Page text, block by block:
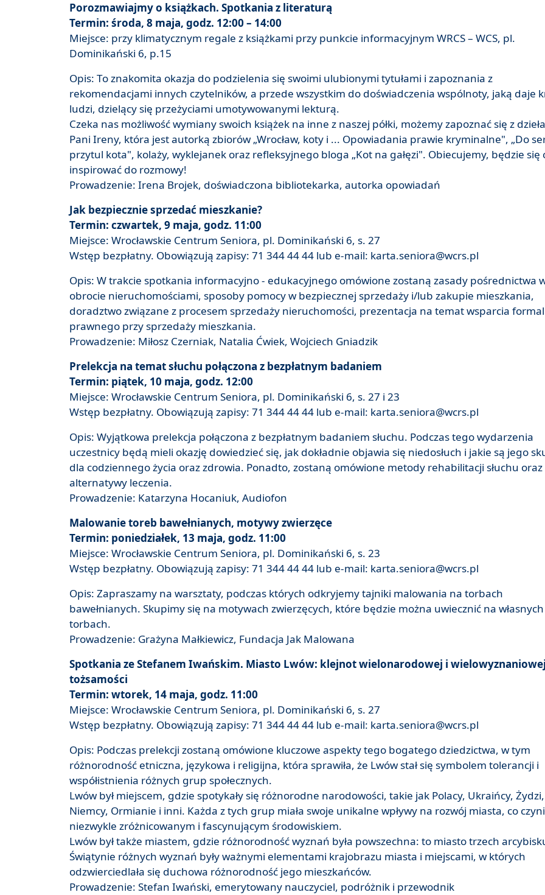
Porozmawiajmy o książkach. Spotkania z literaturą
Termin: środa, 8 maja, godz. 12:00 – 14:00
Miejsce: przy klimatycznym regale z książkami przy punkcie informacyjnym WRCS – WCS, pl.
Dominikański 6, p.15
Opis: To znakomita okazja do podzielenia się swoimi ulubionymi tytułami i zapoznania z
rekomendacjami innych czytelników, a przede wszystkim do doświadczenia wspólnoty, jaką daje
ludzi, dzielący się przeżyciami umotywowanymi lekturą.
Czeka nas możliwość wymiany swoich książek na inne z naszej półki, możemy zapoznać się z
Pani Ireny, która jest autorką zbiorów „Wrocław, koty i ... Opowiadania prawie kryminalne", „Do
przytul kota", kolaży, wyklejanek oraz refleksyjnego bloga „Kot na gałęzi". Obiecujemy, będzie się
inspirować do rozmowy!
Prowadzenie: Irena Brojek, doświadczona bibliotekarka, autorka opowiadań
Jak bezpiecznie sprzedać mieszkanie?
Termin: czwartek, 9 maja, godz. 11:00
Miejsce: Wrocławskie Centrum Seniora, pl. Dominikański 6, s. 27
Wstęp bezpłatny. Obowiązują zapisy: 71 344 44 44 lub e-mail: karta.seniora@wcrs.pl
Opis: W trakcie spotkania informacyjno - edukacyjnego omówione zostaną zasady pośrednictwa
obrocie nieruchomościami, sposoby pomocy w bezpiecznej sprzedaży i/lub zakupie mieszkania,
doradztwo związane z procesem sprzedaży nieruchomości, prezentacja na temat wsparcia
prawnego przy sprzedaży mieszkania.
Prowadzenie: Miłosz Czerniak, Natalia Ćwiek, Wojciech Gniadzik
Prelekcja na temat słuchu połączona z bezpłatnym badaniem
Termin: piątek, 10 maja, godz. 12:00
Miejsce: Wrocławskie Centrum Seniora, pl. Dominikański 6, s. 27 i 23
Wstęp bezpłatny. Obowiązują zapisy: 71 344 44 44 lub e-mail: karta.seniora@wcrs.pl
Opis: Wyjątkowa prelekcja połączona z bezpłatnym badaniem słuchu. Podczas tego wydarzenia
uczestnicy będą mieli okazję dowiedzieć się, jak dokładnie objawia się niedosłuch i jakie są jego
dla codziennego życia oraz zdrowia. Ponadto, zostaną omówione metody rehabilitacji słuchu
alternatywy leczenia.
Prowadzenie: Katarzyna Hocaniuk, Audiofon
Malowanie toreb bawełnianych, motywy zwierzęce
Termin: poniedziałek, 13 maja, godz. 11:00
Miejsce: Wrocławskie Centrum Seniora, pl. Dominikański 6, s. 23
Wstęp bezpłatny. Obowiązują zapisy: 71 344 44 44 lub e-mail: karta.seniora@wcrs.pl
Opis: Zapraszamy na warsztaty, podczas których odkryjemy tajniki malowania na torbach
bawełnianych. Skupimy się na motywach zwierzęcych, które będzie można uwiecznić na własnych
torbach.
Prowadzenie: Grażyna Małkiewicz, Fundacja Jak Malowana
Spotkania ze Stefanem Iwańskim. Miasto Lwów: klejnot wielonarodowej i wielowyznaniowej
tożsamości
Termin: wtorek, 14 maja, godz. 11:00
Miejsce: Wrocławskie Centrum Seniora, pl. Dominikański 6, s. 27
Wstęp bezpłatny. Obowiązują zapisy: 71 344 44 44 lub e-mail: karta.seniora@wcrs.pl
Opis: Podczas prelekcji zostaną omówione kluczowe aspekty tego bogatego dziedzictwa, w tym
różnorodność etniczna, językowa i religijna, która sprawiła, że Lwów stał się symbolem tolerancji i
współistnienia różnych grup społecznych.
Lwów był miejscem, gdzie spotykały się różnorodne narodowości, takie jak Polacy, Ukraińcy, Żydzi,
Niemcy, Ormianie i inni. Każda z tych grup miała swoje unikalne wpływy na rozwój miasta, co
niezwykle zróżnicowanym i fascynującym środowiskiem.
Lwów był także miastem, gdzie różnorodność wyznań była powszechna: to miasto trzech
Świątynie różnych wyznań były ważnymi elementami krajobrazu miasta i miejscami, w których
odzwierciedlała się duchowa różnorodność jego mieszkańców.
Prowadzenie: Stefan Iwański, emerytowany nauczyciel, podróżnik i przewodnik